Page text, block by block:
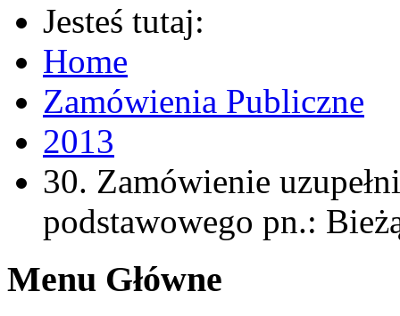
Jesteś tutaj:
Home
Zamówienia Publiczne
2013
30. Zamówienie
podstawowego pn.:
Menu Główne